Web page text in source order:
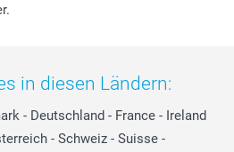
in diesen Ländern:
- Deutschland - France - Ireland
- Schweiz - Suisse -